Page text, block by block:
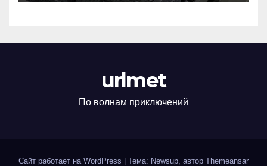
urlmet
По волнам приключений
Сайт работает на WordPress Тема: Newsup, автор Themeansar